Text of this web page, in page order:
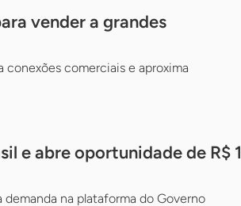
vender a grandes
conexões comerciais e aproxima
e abre oportunidade de R$ 1
na plataforma do Governo